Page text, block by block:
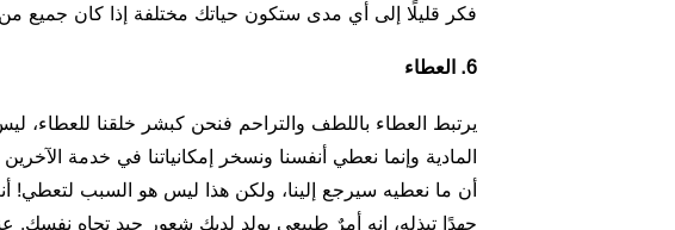
فكر قليلًا إلى أي مدى ستكون حياتك مختلفة إذا كان
6. العطاء
يرتبط العطاء باللطف والتراحم فنحن كبشر خلقنا للعطاء،
المادية وإنما نعطي أنفسنا ونسخر إمكانياتنا في خدمة
أن ما نعطيه سيرجع إلينا، ولكن هذا ليس هو السبب
جهدًا تبذله، إنه أمرٌ طبيعي يولد لديك شعور جيد تجاه نفسك.